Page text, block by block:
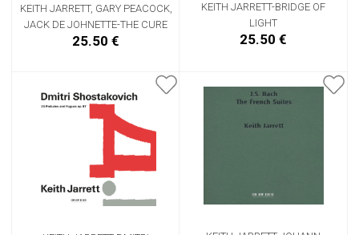
KEITH JARRETT, GARY PEACOCK,
JACK DE JOHNETTE-THE CURE
25.50 €
KEITH JARRETT-BRIDGE OF
LIGHT
25.50 €